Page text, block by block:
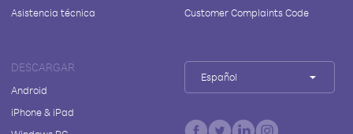
Asistencia técnica
Customer Complaints Code
DESCARGAR
Android
iPhone & iPad
Español